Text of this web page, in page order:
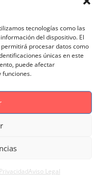
tecnologías como las
del dispositivo. El
procesar datos como
únicas en este
puede afectar
funciones.
Aviso Legal
Magnific